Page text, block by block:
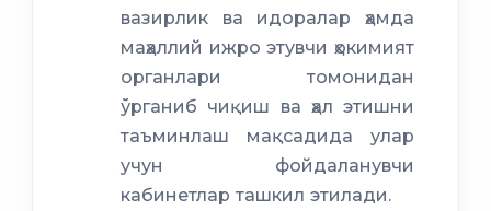
вазирлик ва идоралар ҳамда
маҳаллий ижро этувчи ҳокимият
органлари томонидан
ўрганиб чиқиш ва ҳал этишни
таъминлаш мақсадида улар
учун фойдаланувчи
кабинетлар ташкил этилади.